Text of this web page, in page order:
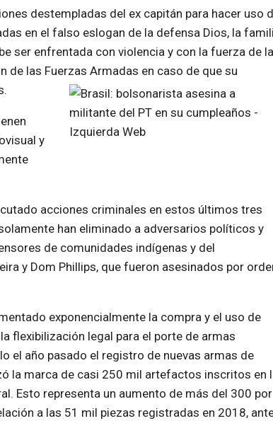
destempladas del ex capitán para hacer uso
en el falso eslogan de la defensa Dios, la
ser enfrentada con violencia y con la fuerza de
de las Fuerzas Armadas en caso de que su
y
acciones criminales en estos últimos tres
han eliminado a adversarios políticos y
de comunidades indígenas y del
y Dom Phillips, que fueron asesinados por
exponencialmente la compra y el uso de
flexibilización legal para el porte de armas
el año pasado el registro de nuevas armas de
la marca de casi 250 mil artefactos inscritos en
Esto representa un aumento de más del 300 por
a las 51 mil piezas registradas en 2018,